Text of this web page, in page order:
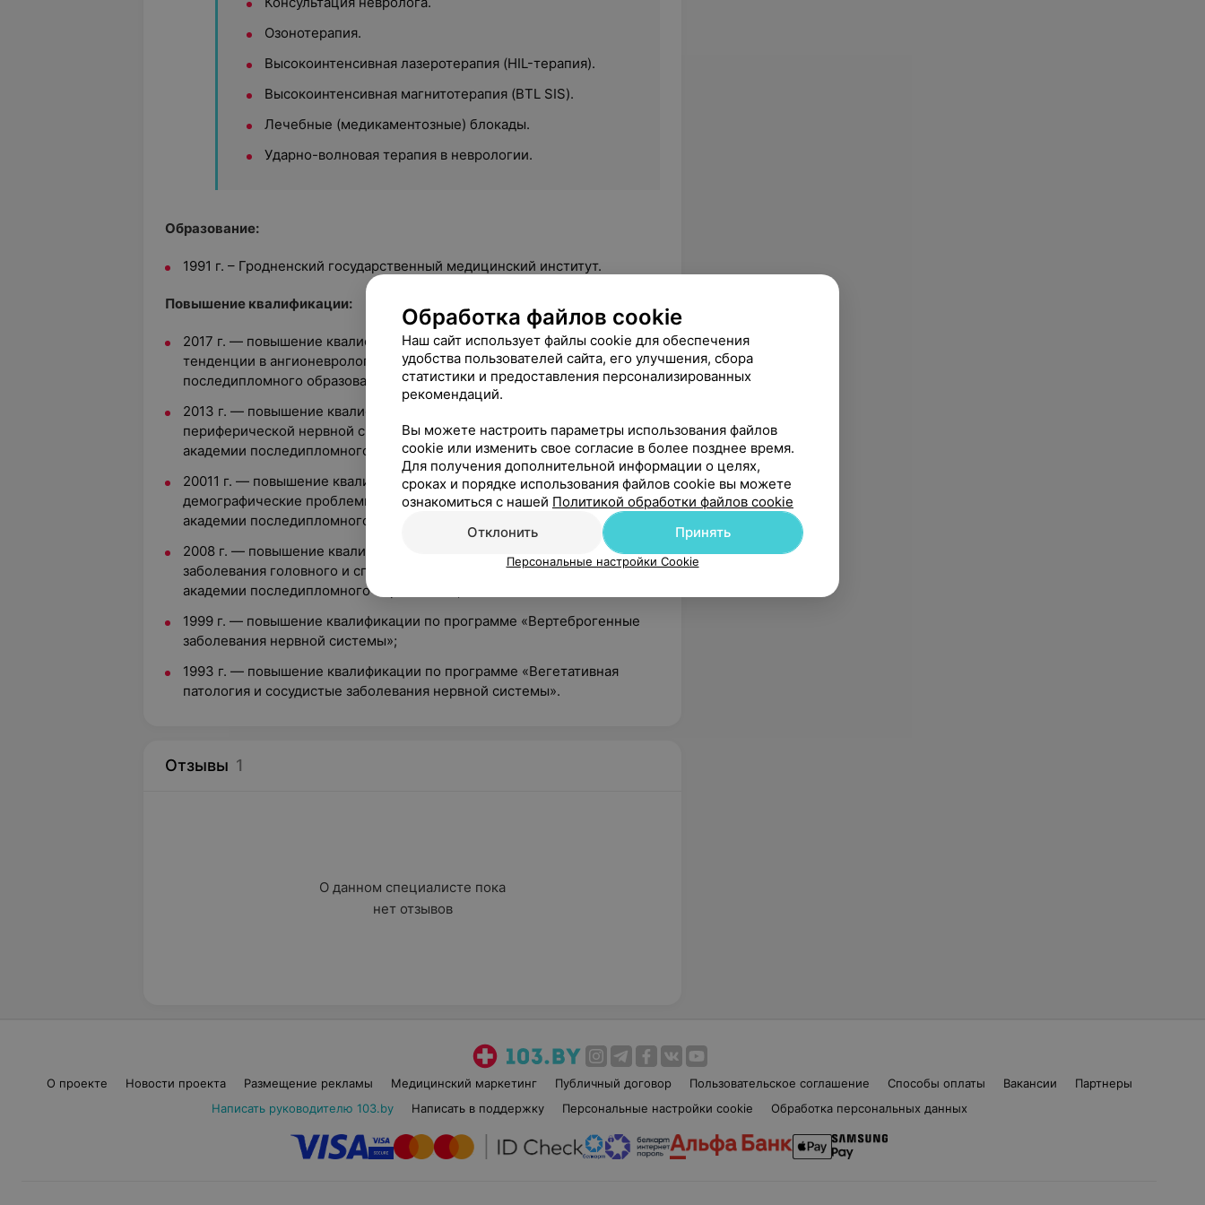
Озонотерапия.
Высокоинтенсивная лазеротерапия (HIL-терапия).
Высокоинтенсивная магнитотерапия (BTL SIS).
Лечебные (медикаментозные) блокады.
Ударно-волновая терапия в неврологии.
Образование:
1991 г. – Гродненский государственный медицинский институт.
Повышение квалификации:
2017 г. — повышение квалификации по программе «Современные
тенденции в ангионеврологии» в Белорусской медицинской академии
последипломного образования;
2013 г. — повышение квалификации по программе «Заболевания
периферической нервной системы» в Белорусской медицинской
академии последипломного образования;
20011 г. — повышение квалификации по программе «Актуальные
демографические проблемы неврологии» в Белорусской медицинской
академии последипломного образования;
2008 г. — повышение квалификации по программе «Сосудистые
заболевания головного и спинного мозга» в Белорусской медицинской
академии последипломного образования;
1999 г. — повышение квалификации по программе «Вертеброгенные
заболевания нервной системы»;
1993 г. — повышение квалификации по программе «Вегетативная
патология и сосудистые заболевания нервной системы».
Отзывы 1
О данном специалисте пока
нет отзывов
О проекте Новости проекта Размещение рекламы Медицинский маркетинг Публичный договор Пользовательское соглашение Способы оплаты Вакансии
Партнеры
Написать руководителю 103.by
Написать в поддержку Персональные настройки cookie Обработка персональных данных
Обработка файлов cookie
Наш сайт использует файлы cookie для обеспечения
удобства пользователей сайта, его улучшения, сбора
статистики и предоставления персонализированных
рекомендаций.
Вы можете настроить параметры использования файлов
cookie или изменить свое согласие в более позднее время.
Для получения дополнительной информации о целях,
сроках и порядке использования файлов cookie вы можете
ознакомиться с нашей Политикой обработки файлов cookie
Отклонить
Принять
Персональные настройки Cookie